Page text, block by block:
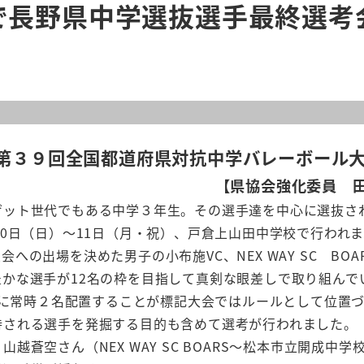
野県中学選抜選手最終選考
３９回全国都道府県対抗中学バレーボール
【県協会強化委員
世代でもある中学３年生。その選手達を中心に選抜さ
（日）～11日（月・祝）、戸倉上山田中学校で行われ
の出場を決めた男子の小布施VC、NEX WAY SC
な選手が12名の枠を目指して真剣な眼差しで取り組んで
時２名配置することが標記大会ではルールとして位置
れる選手を発掘する目的も含めて選考が行われました。
蒼空さん（NEX WAY SC BOARS～松本市立開成中学